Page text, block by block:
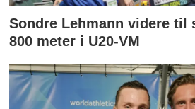
Sondre Lehmann videre til
800 meter i U20-VM